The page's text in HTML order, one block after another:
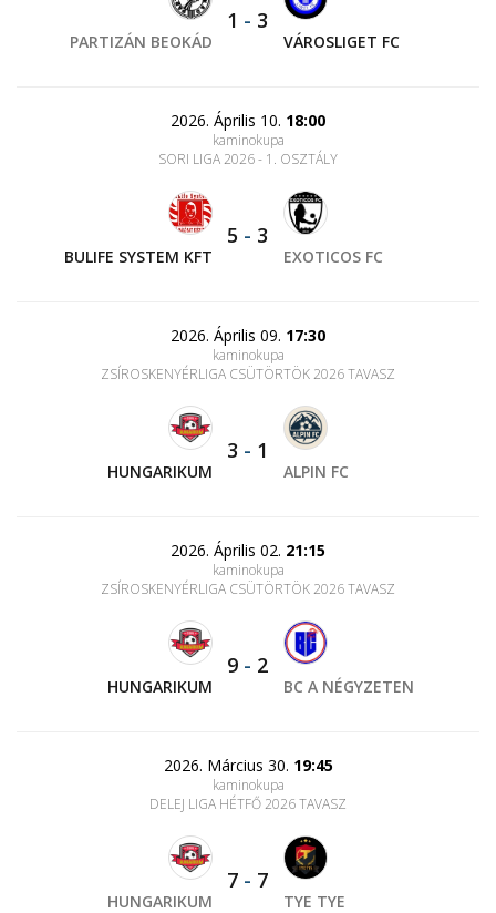
PARTIZÁN BEOKÁD
1 - 3
VÁROSLIGET FC
2026. Április 10. 18:00
kaminokupa
SORI LIGA 2026 - 1. OSZTÁLY
BULIFE SYSTEM KFT
5 - 3
EXOTICOS FC
2026. Április 09. 17:30
kaminokupa
ZSÍROSKENYÉRLIGA CSÜTÖRTÖK 2026 TAVASZ
HUNGARIKUM
3 - 1
ALPIN FC
2026. Április 02. 21:15
kaminokupa
ZSÍROSKENYÉRLIGA CSÜTÖRTÖK 2026 TAVASZ
HUNGARIKUM
9 - 2
BC A NÉGYZETEN
2026. Március 30. 19:45
kaminokupa
DELEJ LIGA HÉTFŐ 2026 TAVASZ
HUNGARIKUM
7 - 7
TYE TYE